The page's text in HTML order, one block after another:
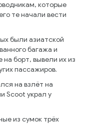
которые
те начали вести
были азиатской
багажа и
борт, вывели их из
пассажиров.
на взлёт на
Scoot украл у
из сумок трёх